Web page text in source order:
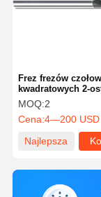
Frez frezów
kwadratowych 2-
długa żywotność,
na zużycie,
MOQ:2
Cena:4—200 USD
Najlepsza